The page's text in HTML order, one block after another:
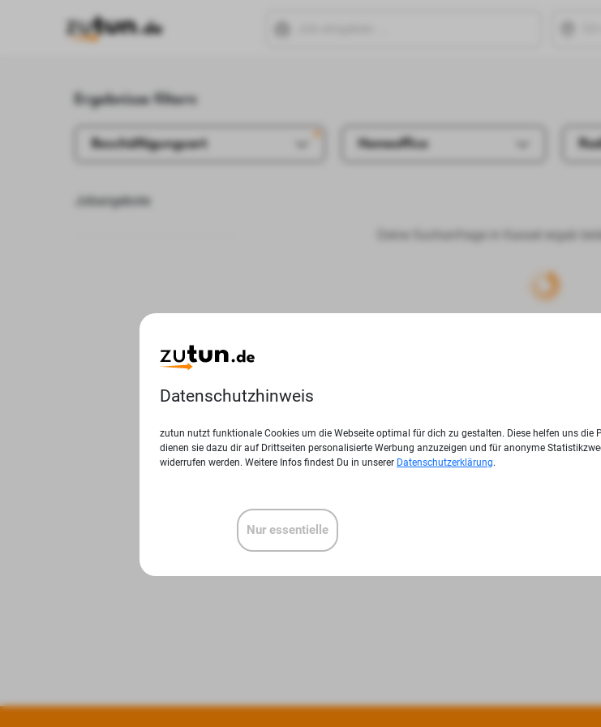
Ergebnisse filtern
Beschäftigungsart Homeoffice
Jobangebote
Deine Suchanfrage in Kassel ergab
Datenschutzhinweis
zutun nutzt funktionale Cookies um die Webseite optimal für dich zu gestalten. Diese helfen uns
dienen sie dazu dir auf Drittseiten personalisierte Werbung anzuzeigen und für anonyme
widerrufen werden. Weitere Infos findest Du in unserer Datenschutzerklärung.
Nur essentielle